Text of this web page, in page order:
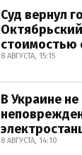
Суд вернул
стоимостью
8 АВГУСТА, 15:15
В Украине
8 АВГУСТА, 14:10